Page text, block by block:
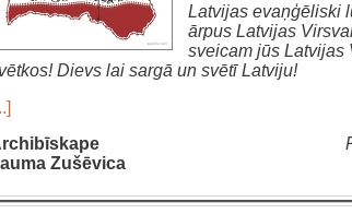
Latvijas evaņģēliski
ārpus Latvijas
sveicam jūs Latvijas
Dievs lai sargā un svētī Latviju!
Zušēvica